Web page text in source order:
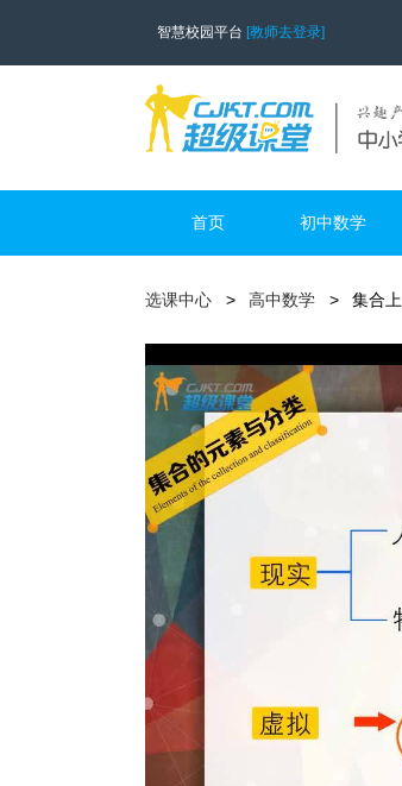
智慧校园平台 [教师去登录]
首页 初中数学
选课中心 高中数学 集合上